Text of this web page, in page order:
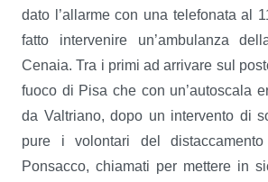
dato l’allarme con una telefonata al
fatto intervenire un’ambulanza
Cenaia. Tra i primi ad arrivare sul
fuoco di Pisa che con un’autoscala
da Valtriano, dopo un intervento di
pure i volontari del
Ponsacco, chiamati per mettere in